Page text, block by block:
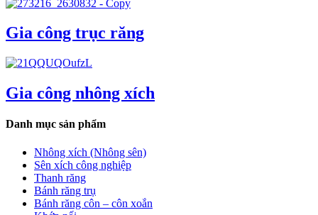
Gia công trục răng
Gia công nhông xích
Danh mục sản phẩm
Nhông xích (Nhông sên)
Sên xích công nghiệp
Thanh răng
Bánh răng trụ
Bánh răng côn – côn xoắn